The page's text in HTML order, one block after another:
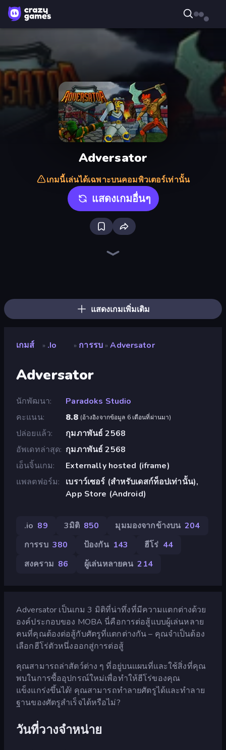
Adversator
เกมนี้เล่นได้เฉพาะบนคอมพิวเตอร์เท่านั้น
แสดงเกมอื่นๆ
แสดงเกมเพิ่มเติม
เกมส์ » .io » การรบ » Adversator
Adversator
นักพัฒนา
Paradoks Studio
คะแนน
8.8 (อ้างอิงจากข้อมูล 6 เดือนที่ผ่านมา)
ปล่อยแล้ว
กุมภาพันธ์ 2568
อัพเดทล่าสุด กุมภาพันธ์ 2568
เอ็นจิ้นเกม
Externally hosted (iframe)
แพลตฟอร์ม
เบราว์เซอร์ (สำหรับเดสก์ท็อปเท่านั้น),
App Store (Android)
.io 89 3มิติ 850 มุมมองจากข้างบน 204
การรบ 380 ป้องกัน 143 ฮีโร่ 44
สงคราม 86 ผู้เล่นหลายคน 214
Adversator เป็นเกม 3 มิติที่น่าทึ่งที่มีความแตกต่างด้วย
องค์ประกอบของ MOBA นี่คือการต่อสู้แบบผู้เล่นหลาย
คนที่คุณต้องต่อสู้กับศัตรูที่แตกต่างกัน – คุณจำเป็นต้อง
เลือกฮีโร่ตัวหนึ่งออกสู่การต่อสู้
คุณสามารถล่าสัตว์ต่าง ๆ ที่อยู่บนแผนที่และใช้สิ่งที่คุณ
พบในการซื้ออุปกรณ์ใหม่เพื่อทำให้ฮีโร่ของคุณ
แข็งแกร่งขึ้นได้! คุณสามารถทำลายศัตรูได้และทำลาย
ฐานของศัตรูสำเร็จได้หรือไม่?
วันที่วางจำหน่าย